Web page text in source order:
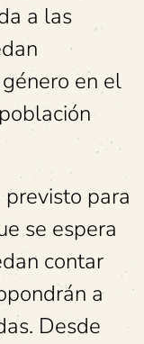
a las
en el
para
se espera
contar
a
Desde